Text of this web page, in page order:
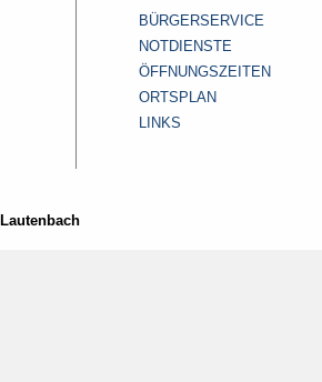
BÜRGERSERVICE
NOTDIENSTE
ÖFFNUNGSZEITEN
ORTSPLAN
LINKS